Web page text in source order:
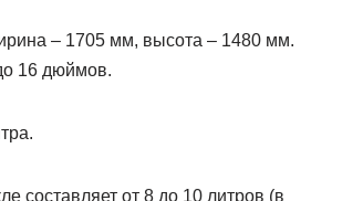
– 1705 мм, высота – 1480 мм.
16 дюймов.
составляет от 8 до 10 литров (в